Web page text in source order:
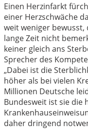
Einen Herzinfarkt
einer Herzschwäche
weit weniger
lange Zeit nicht
keiner gleich ans
Sprecher des
„Dabei ist die
höher als bei vielen
Millionen Deutsche
Bundesweit ist sie die
daher dringend